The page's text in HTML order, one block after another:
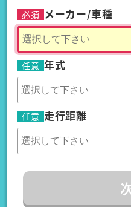
必須 メーカー/車種
任意 年式
任意 走行距離